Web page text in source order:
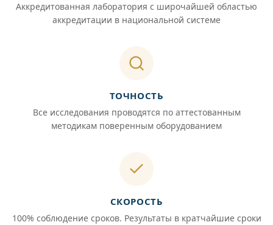
Аккредитованная лаборатория с широчайшей областью
аккредитации в национальной системе
ТОЧНОСТЬ
Все исследования проводятся по аттестованным
методикам поверенным оборудованием
СКОРОСТЬ
100% соблюдение сроков. Результаты в кратчайшие сроки